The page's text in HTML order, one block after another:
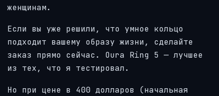
женщинам.
Если вы уже решили, что умное кольцо
подходит вашему образу жизни, сделайте
заказ прямо сейчас. Oura Ring 5 — лучшее
из тех, что я тестировал.
Но при цене в 400 долларов (начальная